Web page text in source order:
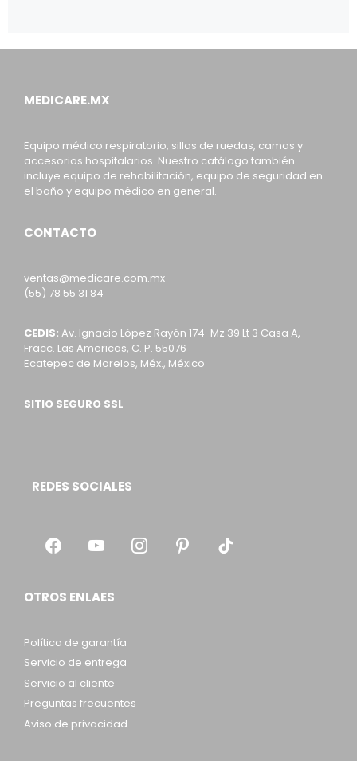
MEDICARE.MX
Equipo médico respiratorio, sillas de ruedas, camas y
accesorios hospitalarios. Nuestro catálogo también
incluye equipo de rehabilitación, equipo de seguridad en
el baño y equipo médico en general.
CONTACTO
ventas@medicare.com.mx
(55) 78 55 31 84
CEDIS: Av. Ignacio López Rayón 174-Mz 39 Lt 3 Casa A,
Fracc. Las Americas, C. P. 55076
Ecatepec de Morelos, Méx., México
SITIO SEGURO SSL
REDES SOCIALES
OTROS ENLAES
Política de garantía
Servicio de entrega
Servicio al cliente
Preguntas frecuentes
Aviso de privacidad